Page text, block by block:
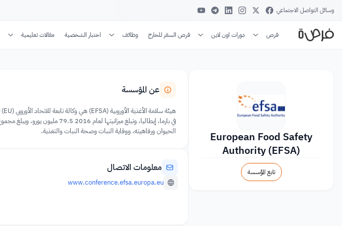
وسائل التواصل الاجتماعي
فرص دورات اون لاين فرص السفر للخارج وظائف اختبار الشخصية مقالات تعليمية
European Food Safety
Authority (EFSA)
تابع المؤسسة
عن المؤسسة
الحيوان ورفاهيته، ووقاية النبات وصحة النبات والتغذية.
معلومات الاتصال
www.conference.efsa.europa.eu